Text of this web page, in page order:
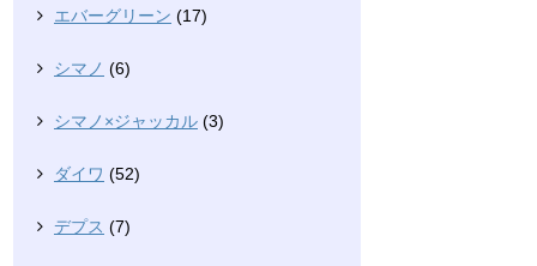
エバーグリーン (17)
シマノ (6)
シマノ×ジャッカル (3)
ダイワ (52)
デプス (7)